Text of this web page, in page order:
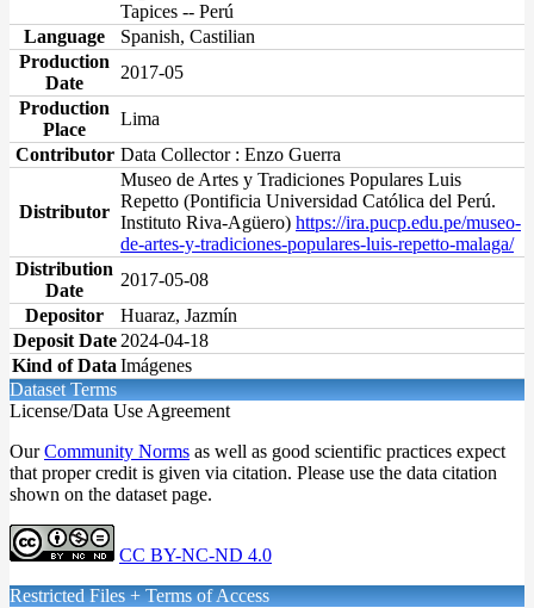
Tapices -- Perú
Language
Spanish, Castilian
Production
Date
2017-05
Production
Place
Lima
Contributor Data Collector : Enzo Guerra
Distributor
Museo de Artes y Tradiciones Populares Luis
Repetto (Pontificia Universidad Católica del Perú.
Instituto Riva-Agüero) https://ira.pucp.edu.pe/museo-
de-artes-y-tradiciones-populares-luis-repetto-malaga/
Distribution
Date
2017-05-08
Depositor
Huaraz, Jazmín
Deposit Date 2024-04-18
Kind of Data Imágenes
Dataset Terms
License/Data Use Agreement
OurCommunity Norms as well as good scientific practices expect
that proper credit is given via citation. Please use the data citation
shown on the dataset page.
CC BY-NC-ND 4.0
Restricted Files + Terms of Access